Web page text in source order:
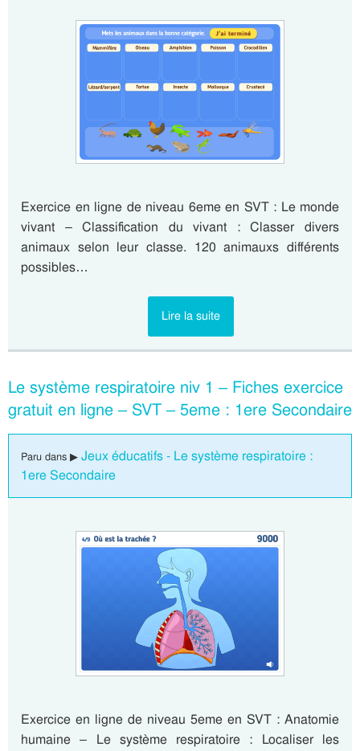
Exercice en ligne de niveau 6eme en SVT : Le monde
vivant – Classification du vivant : Classer divers
animaux selon leur classe. 120 animauxs différents
possibles…
Lire la suite
Le système respiratoire niv 1 – Fiches exercice
gratuit en ligne – SVT – 5eme : 1ere Secondaire
Paru dans ▶ Jeux éducatifs - Le système respiratoire :
1ere Secondaire
Exercice en ligne de niveau 5eme en SVT : Anatomie
humaine – Le système respiratoire : Localiser les